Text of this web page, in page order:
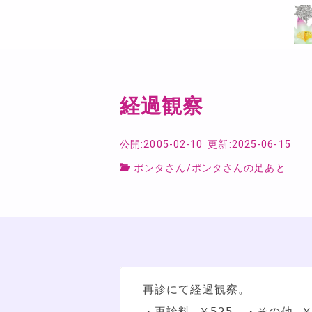
経過観察
公開:2005-02-10 更新:2025-06-15
ポンタさん/ポンタさんの足あと
再診にて経過観察。